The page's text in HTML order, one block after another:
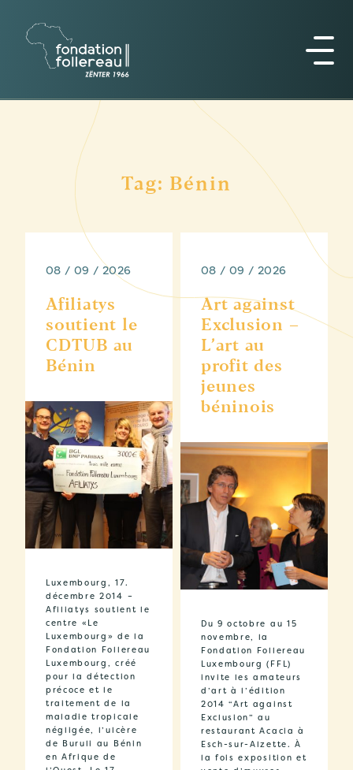
Tag: Bénin
08 / 09 / 2026
Afiliatys
soutient le
CDTUB au
Bénin
Luxembourg, 17.
décembre 2014 –
Afiliatys soutient le
centre «Le
Luxembourg» de la
Fondation Follereau
Luxembourg, créé
pour la détection
précoce et le
traitement de la
maladie tropicale
négligée, l’ulcère
de Buruli au Bénin
en Afrique de
08 / 09 / 2026
Art against
Exclusion –
L’art au
profit des
jeunes
béninois
Du 9 octobre au 15
novembre, la
Fondation Follereau
Luxembourg (FFL)
invite les amateurs
d’art à l’édition
2014 “Art against
Exclusion” au
restaurant Acacia à
Esch-sur-Alzette. À
la fois exposition et